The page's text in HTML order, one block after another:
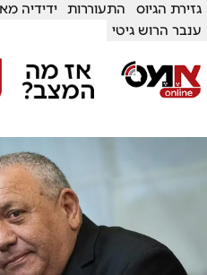
גזירת הגיוס התעוררות ידידיה
ענבר הרוש גיטי